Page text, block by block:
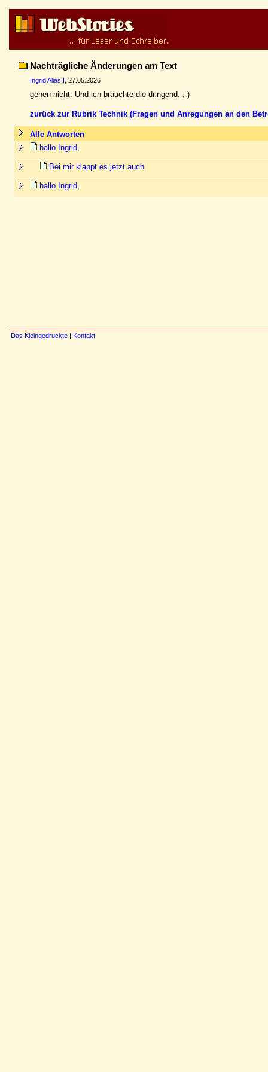
Nachträgliche Änderungen am Text
Ingrid Alias I , 27.05.2026
gehen nicht. Und ich bräuchte die dringend. ;-)
zurück zur Rubrik Technik (Fragen und Anregungen an den
Alle Antworten
hallo Ingrid,
Bei mir klappt es jetzt auch
hallo Ingrid,
Das Kleingedruckte | Kontakt